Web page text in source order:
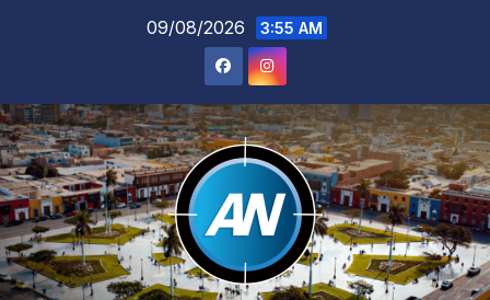
09/08/2026 3:55 AM